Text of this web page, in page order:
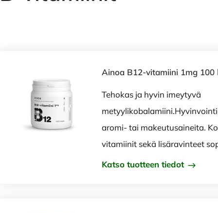
Ainoa B12-vitamiini 1mg 100
Tehokas ja hyvin imeytyvä
aromi- tai makeutusaineita.
vitamiinit sekä lisäravinteet
Katso tuotteen tiedot